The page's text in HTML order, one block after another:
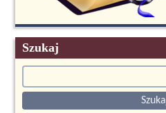
Szukaj